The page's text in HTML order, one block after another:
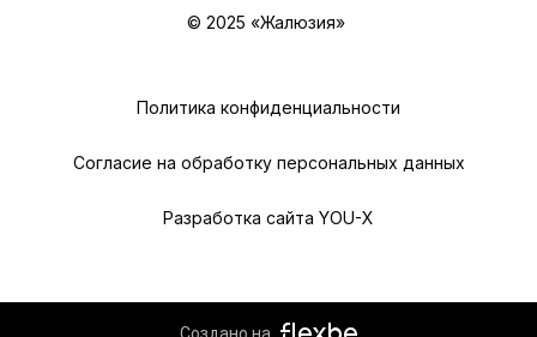
© 2025 «Жалюзия»
Политика конфиденциальности
Согласие на обработку персональных данных
Разработка сайта YOU-X